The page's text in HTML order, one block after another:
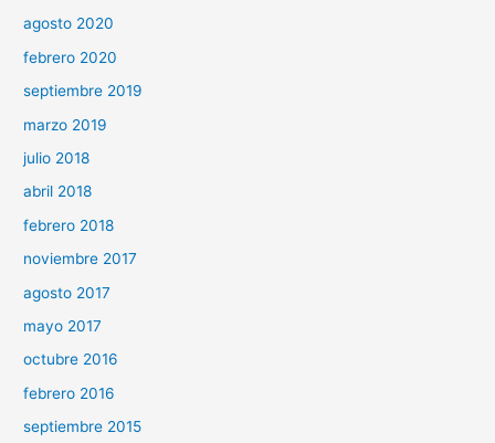
agosto 2020
febrero 2020
septiembre 2019
marzo 2019
julio 2018
abril 2018
febrero 2018
noviembre 2017
agosto 2017
mayo 2017
octubre 2016
febrero 2016
septiembre 2015